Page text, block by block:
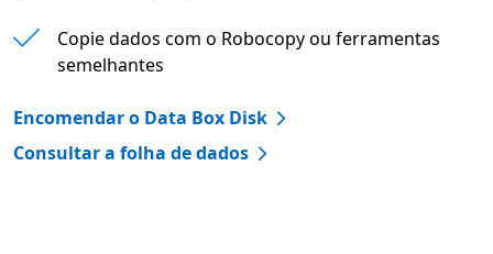
Copie dados com o Robocopy ou ferramentas
semelhantes
Encomendar o Data Box Disk
Consultar a folha de dados